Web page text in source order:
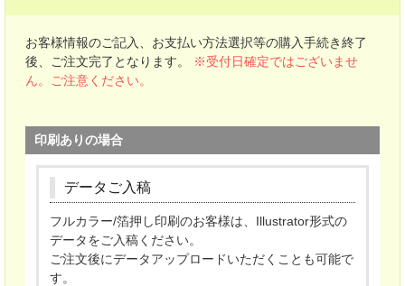
お客様情報のご記入、 お支払い方法選択等の購入手続き終了
後、
ご注文完了となります。
※受付日確定ではございませ
ん。ご注意ください。
印刷ありの場合
データご入稿
フルカラー/箔押し印刷のお客様は、Illustrator形式の
データをご入稿ください。
ご注文後にデータアップロードいただくことも可能で
す。